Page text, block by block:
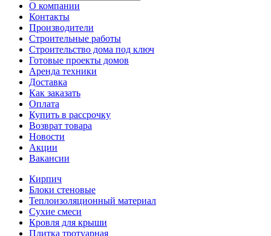
О компании
Контакты
Производители
Строительные работы
Строительство дома под ключ
Готовые проекты домов
Аренда техники
Доставка
Как заказать
Оплата
Купить в рассрочку
Возврат товара
Новости
Акции
Вакансии
Кирпич
Блоки стеновые
Теплоизоляционный материал
Сухие смеси
Кровля для крыши
Плитка тротуарная